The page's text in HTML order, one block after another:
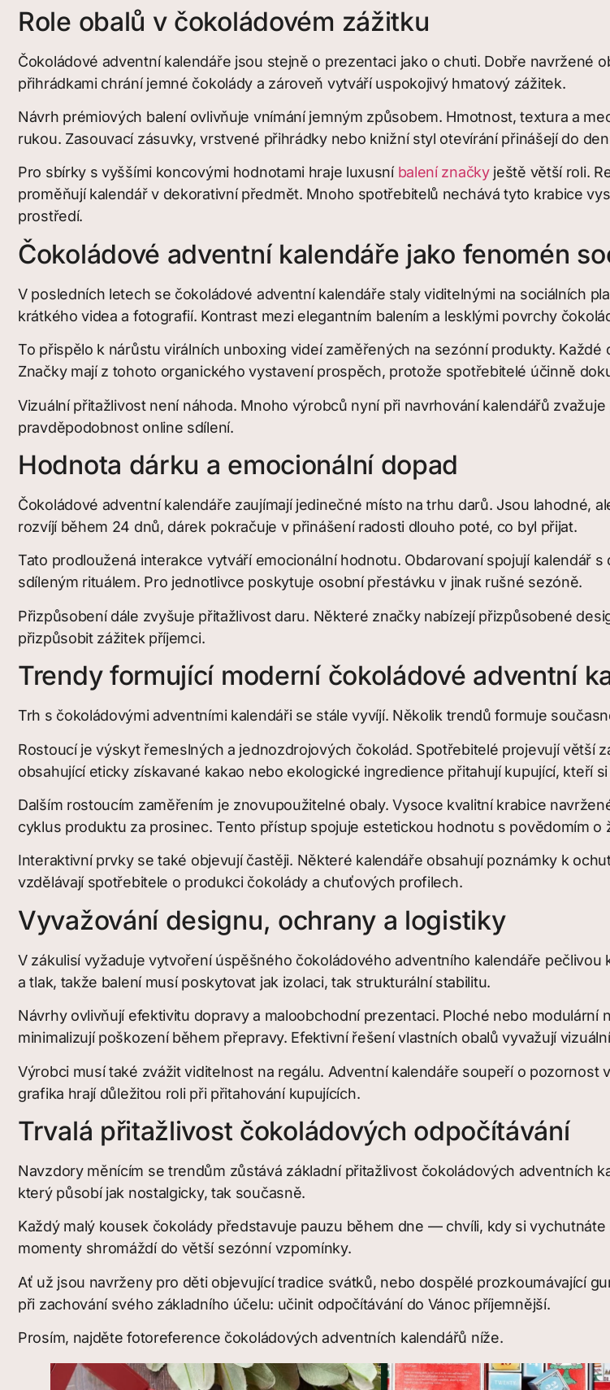
Role obalů v čokoládovém zážitku
Čokoládové adventní kalendáře jsou stejně o prezentaci jako o chuti. Dobře navržené
přihrádkami chrání jemné čokolády a zároveň vytváří uspokojivý hmatový zážitek.
Návrh prémiových balení ovlivňuje vnímání jemným způsobem. Hmotnost, textura a
rukou. Zasouvací zásuvky, vrstvené přihrádky nebo knižní styl otevírání přinášejí do
Pro sbírky s vyššími koncovými hodnotami hraje luxusní balení značkyještě větší roli.
proměňují kalendář v dekorativní předmět. Mnoho spotřebitelů nechává tyto krabice
prostředí.
Čokoládové adventní kalendáře jako fenomén
V posledních letech se čokoládové adventní kalendáře staly viditelnými na sociálních
krátkého videa a fotografií. Kontrast mezi elegantním balením a lesklými povrchy
To přispělo k nárůstu virálních unboxing videí zaměřených na sezónní produkty.
Značky mají z tohoto organického vystavení prospěch, protože spotřebitelé účinně
Vizuální přitažlivost není náhoda. Mnoho výrobců nyní při navrhování kalendářů
pravděpodobnost online sdílení.
Hodnota dárku a emocionální dopad
Čokoládové adventní kalendáře zaujímají jedinečné místo na trhu darů. Jsou lahodné,
rozvíjí během 24 dnů, dárek pokračuje v přinášení radosti dlouho poté, co byl přijat.
Tato prodloužená interakce vytváří emocionální hodnotu. Obdarovaní spojují kalendář
sdíleným rituálem. Pro jednotlivce poskytuje osobní přestávku v jinak rušné sezóně.
Přizpůsobení dále zvyšuje přitažlivost daru. Některé značky nabízejí přizpůsobené
přizpůsobit zážitek příjemci.
Trendy formující moderní čokoládové adventní
Trh s čokoládovými adventními kalendáři se stále vyvíjí. Několik trendů formuje
Rostoucí je výskyt řemeslných a jednozdrojových čokolád. Spotřebitelé projevují větší
obsahující eticky získavané kakao nebo ekologické ingredience přitahují kupující, kteří
Dalším rostoucím zaměřením je znovupoužitelné obaly. Vysoce kvalitní krabice
cyklus produktu za prosinec. Tento přístup spojuje estetickou hodnotu s povědomím o
Interaktivní prvky se také objevují častěji. Některé kalendáře obsahují poznámky k
vzdělávají spotřebitele o produkci čokolády a chuťových profilech.
Vyvažování designu, ochrany a logistiky
V zákulisí vyžaduje vytvoření úspěšného čokoládového adventního kalendáře
a tlak, takže balení musí poskytovat jak izolaci, tak strukturální stabilitu.
Návrhy ovlivňují efektivitu dopravy a maloobchodní prezentaci. Ploché nebo
minimalizují poškození během přepravy. Efektivní řešení vlastních obalů vyvažují
Výrobci musí také zvážit viditelnost na regálu. Adventní kalendáře soupeří o
grafika hrají důležitou roli při přitahování kupujících.
Trvalá přitažlivost čokoládových odpočítávání
Navzdory měnícím se trendům zůstává základní přitažlivost čokoládových adventních
který působí jak nostalgicky, tak současně.
Každý malý kousek čokolády představuje pauzu během dne — chvíli, kdy si
momenty shromáždí do větší sezónní vzpomínky.
Ať už jsou navrženy pro děti objevující tradice svátků, nebo dospělé prozkoumávající
při zachování svého základního účelu: učinit odpočítávání do Vánoc příjemnější.
Prosím, najděte fotoreference čokoládových adventních kalendářů níže.